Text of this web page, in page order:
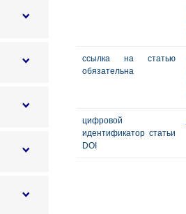
ссылка на статью
обязательна
цифровой
идентификатор статьи
DOI